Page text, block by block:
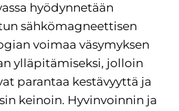
hyödynnetään
sähkömagneettisen
voimaa väsymyksen
ylläpitämiseksi, jolloin
parantaa kestävyyttä ja
keinoin. Hyvinvoinnin ja